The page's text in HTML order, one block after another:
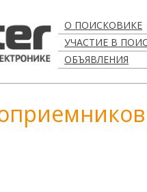
О ПОИСКОВИКЕ
УЧАСТИЕ В
ОБЪЯВЛЕНИЯ